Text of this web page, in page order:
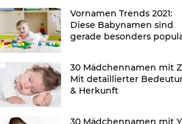
Vornamen Trends 2021:
Diese Babynamen sind
gerade besonders
30 Mädchennamen mit
Mit detaillierter
& Herkunft
30 Mädchennamen mit